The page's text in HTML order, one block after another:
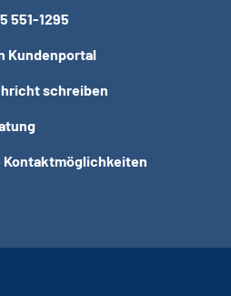
551-1295
Kundenportal
schreiben
Kontaktmöglichkeiten